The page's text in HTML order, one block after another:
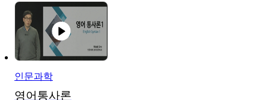
인문과학
영어통사론